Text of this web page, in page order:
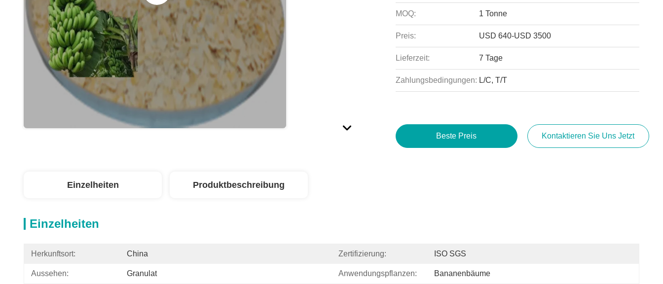
MOQ: 1 Tonne
Preis: USD 640-USD 3500
Lieferzeit: 7 Tage
Zahlungsbedingungen: L/C, T/T
Beste Preis Kontaktieren Sie Uns Jetzt
Einzelheiten Produktbeschreibung
Einzelheiten
Herkunftsort: China Zertifizierung: ISO SGS
Aussehen: Granulat Anwendungspflanzen: Bananenbäume